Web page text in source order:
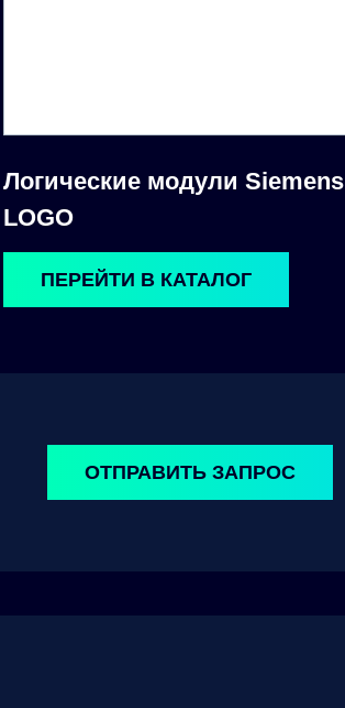
ОТПРАВИТЬ ЗАПРОС
Логические модули Siemens
LOGO
ПЕРЕЙТИ В КАТАЛОГ